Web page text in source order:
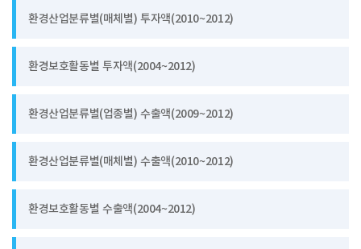
환경산업분류별(매체별) 투자액(2010~2012)
환경보호활동별 투자액(2004~2012)
환경산업분류별(업종별) 수출액(2009~2012)
환경산업분류별(매체별) 수출액(2010~2012)
환경보호활동별 수출액(2004~2012)